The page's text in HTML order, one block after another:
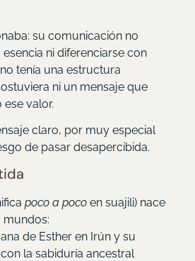
su comunicación no
ni diferenciarse con
tenía una estructura
ni un mensaje que
valor.
claro, por muy especial
de pasar desapercibida.
poco a pocoen suajili) nace
mundos:
de Esther en Irún y su
la sabiduría ancestral